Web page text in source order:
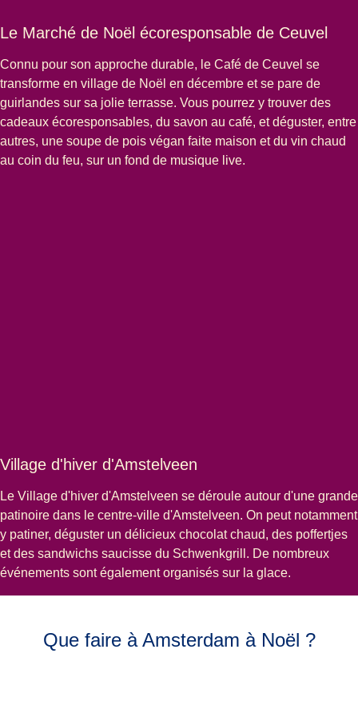
Le Marché de Noël écoresponsable de Ceuvel
Connu pour son approche durable, le Café de Ceuvel se
transforme en village de Noël en décembre et se pare de
guirlandes sur sa jolie terrasse. Vous pourrez y trouver des
cadeaux écoresponsables, du savon au café, et déguster, entre
autres, une soupe de pois végan faite maison et du vin chaud
au coin du feu, sur un fond de musique live.
Village d'hiver d'Amstelveen
Le Village d'hiver d'Amstelveen se déroule autour d'une grande
patinoire dans le centre-ville d'Amstelveen. On peut notamment
y patiner, déguster un délicieux chocolat chaud, des poffertjes
et des sandwichs saucisse du Schwenkgrill. De nombreux
événements sont également organisés sur la glace.
Que faire à Amsterdam à Noël ?